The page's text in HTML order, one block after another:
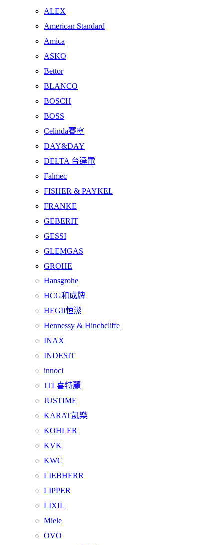
ALEX
American Standard
Amica
ASKO
Bettor
BLANCO
BOSCH
BOSS
Celinda賽寧
DAY&DAY
DELTA 台達電
Falmec
FISHER & PAYKEL
FRANKE
GEBERIT
GESSI
GLEMGAS
GROHE
Hansgrohe
HCG和成牌
HEGII恒潔
Hennessy & Hinchcliffe
INAX
INDESIT
innoci
JTL喜特麗
JUSTIME
KARAT凱樂
KOHLER
KVK
KWC
LIEBHERR
LIPPER
LIXIL
Miele
OVO